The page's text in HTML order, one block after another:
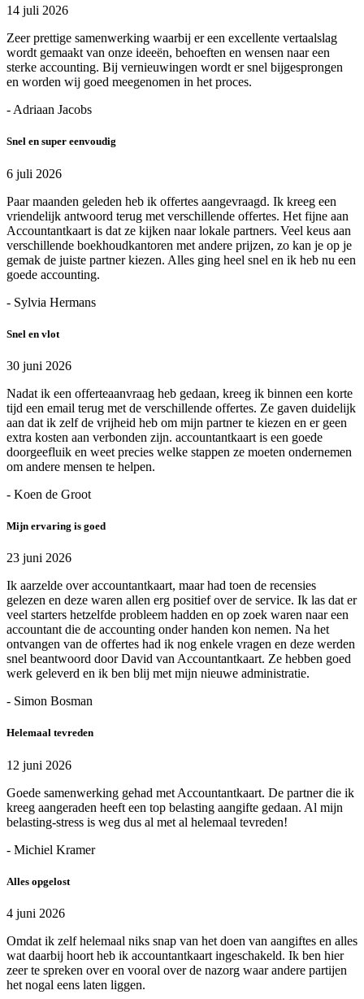
14 juli 2026
Zeer prettige samenwerking waarbij er een excellente vertaalslag
wordt gemaakt van onze ideeën, behoeften en wensen naar een
sterke accounting. Bij vernieuwingen wordt er snel bijgesprongen
en worden wij goed meegenomen in het proces.
- Adriaan Jacobs
Snel en super eenvoudig
6 juli 2026
Paar maanden geleden heb ik offertes aangevraagd. Ik kreeg een
vriendelijk antwoord terug met verschillende offertes. Het fijne aan
Accountantkaart is dat ze kijken naar lokale partners. Veel keus aan
verschillende boekhoudkantoren met andere prijzen, zo kan je op je
gemak de juiste partner kiezen. Alles ging heel snel en ik heb nu een
goede accounting.
- Sylvia Hermans
Snel en vlot
30 juni 2026
Nadat ik een offerteaanvraag heb gedaan, kreeg ik binnen een korte
tijd een email terug met de verschillende offertes. Ze gaven duidelijk
aan dat ik zelf de vrijheid heb om mijn partner te kiezen en er geen
extra kosten aan verbonden zijn. accountantkaart is een goede
doorgeefluik en weet precies welke stappen ze moeten ondernemen
om andere mensen te helpen.
- Koen de Groot
Mijn ervaring is goed
23 juni 2026
Ik aarzelde over accountantkaart, maar had toen de recensies
gelezen en deze waren allen erg positief over de service. Ik las dat er
veel starters hetzelfde probleem hadden en op zoek waren naar een
accountant die de accounting onder handen kon nemen. Na het
ontvangen van de offertes had ik nog enkele vragen en deze werden
snel beantwoord door David van Accountantkaart. Ze hebben goed
werk geleverd en ik ben blij met mijn nieuwe administratie.
- Simon Bosman
Helemaal tevreden
12 juni 2026
Goede samenwerking gehad met Accountantkaart. De partner die ik
kreeg aangeraden heeft een top belasting aangifte gedaan. Al mijn
belasting-stress is weg dus al met al helemaal tevreden!
- Michiel Kramer
Alles opgelost
4 juni 2026
Omdat ik zelf helemaal niks snap van het doen van aangiftes en alles
wat daarbij hoort heb ik accountantkaart ingeschakeld. Ik ben hier
zeer te spreken over en vooral over de nazorg waar andere partijen
het nogal eens laten liggen.